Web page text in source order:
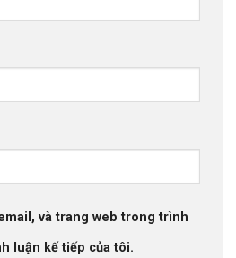
và trang web trong trình
luận kế tiếp của tôi.